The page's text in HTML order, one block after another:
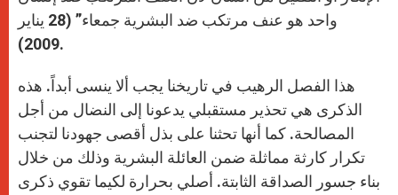
واحد هو عنف مرتكب ضد البشرية جمعاء” (28 يناير
2009).
هذا الفصل الرهيب في تاريخنا يجب ألا ينسى أبداً. هذه
الذكرى هي تحذير مستقبلي يدعونا إلى النضال من أجل
المصالحة. كما أنها تحثنا على بذل أقصى جهودنا لتجنب
تكرار كارثة مماثلة ضمن العائلة البشرية وذلك من خلال
بناء جسور الصداقة الثابتة. أصلي بحرارة لكيما تقوي ذكرى